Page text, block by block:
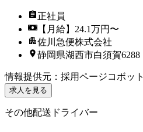
正社員
【月給】24.1万円〜
佐川急便株式会社
静岡県湖西市白須賀6288
情報提供元 ： 採用ページコボット
求人を見る
その他配送ドライバー